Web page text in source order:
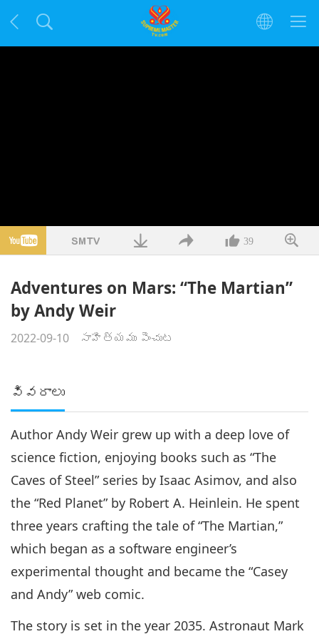
39
Adventures on Mars: “The Martian”
by Andy Weir
2022-09-10 సాహిత్యము పెంచుట
వివరాలు
Author Andy Weir grew up with a deep love of
science fiction, enjoying books such as “The
Caves of Steel” series by Isaac Asimov, and also
the “Red Planet” by Robert A. Heinlein. He spent
three years crafting the tale of “The Martian,”
which began as a software engineer’s
experimental thought and became the “Casey
and Andy” web comic.
The story is set in the year 2035. Astronaut Mark